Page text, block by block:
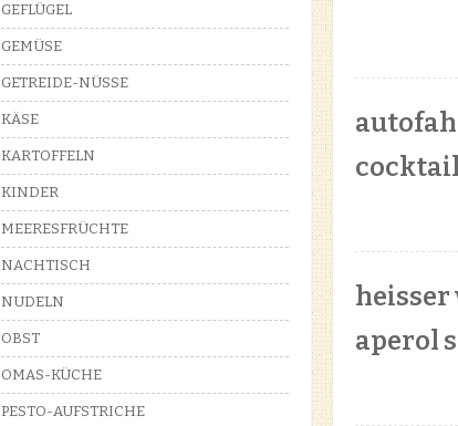
cocktail
aperol
GEFLÜGEL
GEMÜSE
GETREIDE-NÜSSE
KÄSE
KARTOFFELN
KINDER
MEERESFRÜCHTE
NACHTISCH
NUDELN
OBST
OMAS-KÜCHE
PESTO-AUFSTRICHE